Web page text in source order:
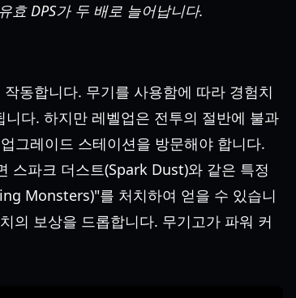
효 DPS가 두 배로 늘어납니다.
동합니다. 무기를 사용함에 따라 경험치
다. 하지만 레벨업은 전투의 절반에 불과
그레이드 스테이션을 방문해야 합니다.
스파크 더스트(Spark Dust)와 같은 특정
Monsters)"를 처치하여 얻을 수 있습니
의 보상을 드롭합니다. 무기고가 파워 커